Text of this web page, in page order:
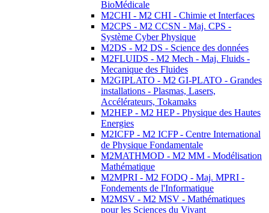
BioMédicale
M2CHI - M2 CHI - Chimie et Interfaces
M2CPS - M2 CCSN - Maj. CPS -
Système Cyber Physique
M2DS - M2 DS - Science des données
M2FLUIDS - M2 Mech - Maj. Fluids -
Mecanique des Fluides
M2GIPLATO - M2 GI-PLATO - Grandes
installations - Plasmas, Lasers,
Accélérateurs, Tokamaks
M2HEP - M2 HEP - Physique des Hautes
Energies
M2ICFP - M2 ICFP - Centre International
de Physique Fondamentale
M2MATHMOD - M2 MM - Modélisation
Mathématique
M2MPRI - M2 FODQ - Maj. MPRI -
Fondements de l'Informatique
M2MSV - M2 MSV - Mathématiques
pour les Sciences du Vivant